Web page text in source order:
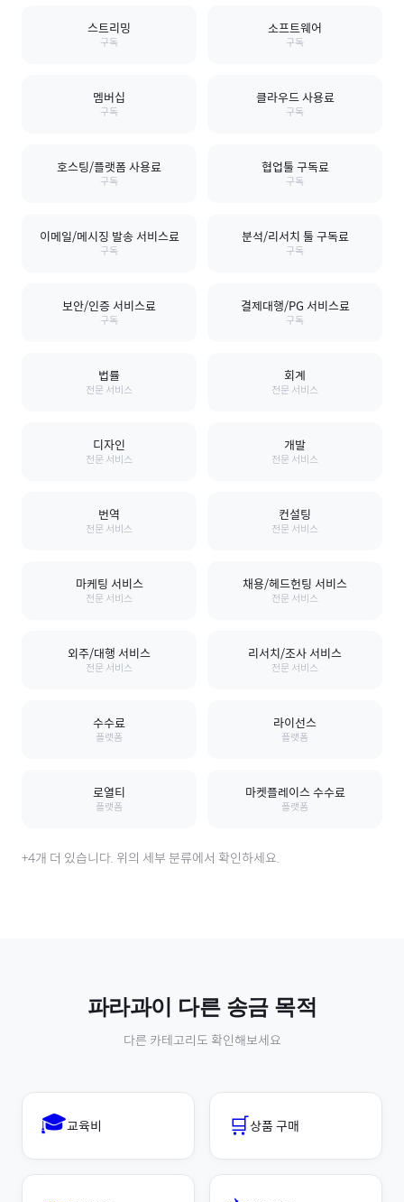
스트리밍
구독
소프트웨어
구독
멤버십
구독
클라우드 사용료
구독
호스팅/플랫폼 사용료
구독
협업툴 구독료
구독
이메일/메시징 발송 서비스료
구독
분석/리서치 툴 구독료
구독
보안/인증 서비스료
구독
결제대행/PG 서비스료
구독
법률
전문 서비스
회계
전문 서비스
디자인
전문 서비스
개발
전문 서비스
번역
전문 서비스
컨설팅
전문 서비스
마케팅 서비스
전문 서비스
채용/헤드헌팅 서비스
전문 서비스
외주/대행 서비스
전문 서비스
리서치/조사 서비스
전문 서비스
수수료
플랫폼
라이선스
플랫폼
로열티
플랫폼
마켓플레이스 수수료
플랫폼
+4개 더 있습니다. 위의 세부 분류에서 확인하세요.
파라과이 다른 송금 목적
다른 카테고리도 확인해보세요
🎓교육비 🛒상품 구매